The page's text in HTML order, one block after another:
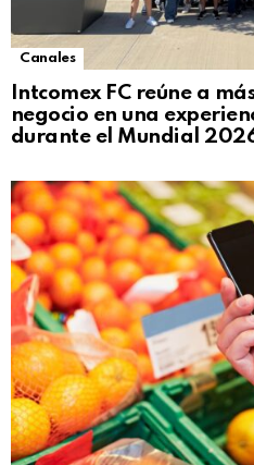
Canales
Intcomex FC reúne a
negocio en una
durante el Mundial